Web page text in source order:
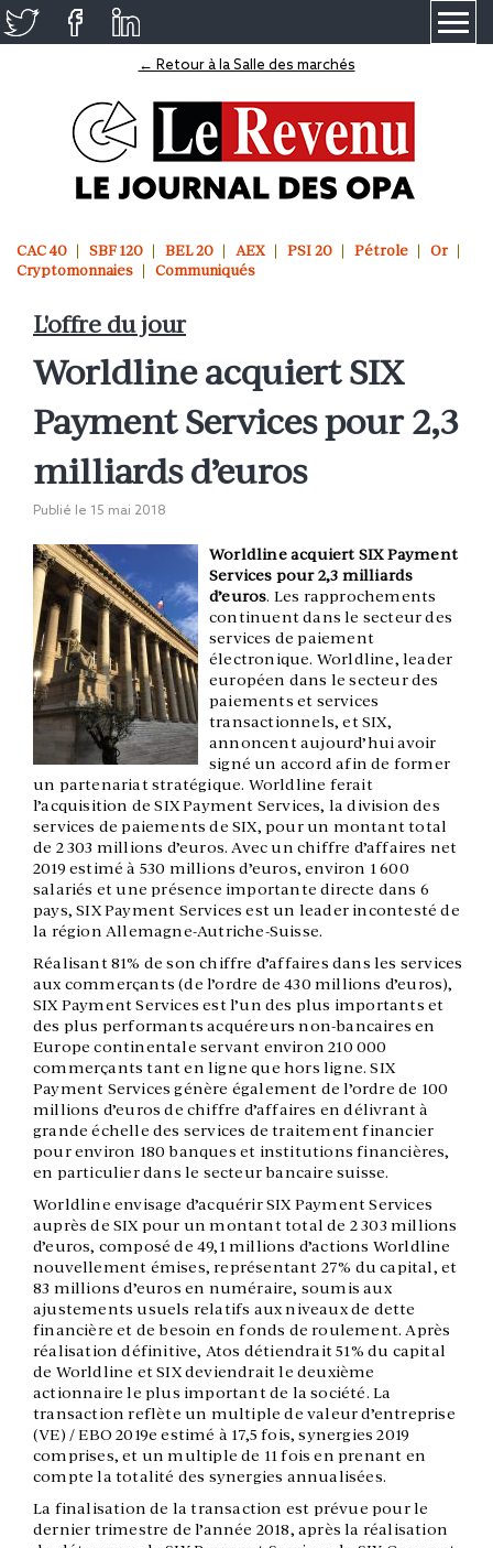
← Retour à la Salle des marchés
CAC 40 SBF 120 BEL 20 AEX PSI 20 Pétrole
Or
Cryptomonnaies
Communiqués
L'offre du jour
Worldline acquiert SIX
Payment Services pour 2,3
milliards d’euros
Publié le 15 mai 2018
Worldline acquiert SIX Payment
Services pour 2,3 milliards
d’euros. Les rapprochements
continuent dans le secteur des
services de paiement
électronique. Worldline, leader
européen dans le secteur des
paiements et services
transactionnels, et SIX,
annoncent aujourd’hui avoir
signé un accord afin de former
un partenariat stratégique. Worldline ferait
l’acquisition de SIX Payment Services, la division des
services de paiements de SIX, pour un montant total
de 2 303 millions d’euros. Avec un chiffre d’affaires net
2019 estimé à 530 millions d’euros, environ 1 600
salariés et une présence importante directe dans 6
pays, SIX Payment Services est un leader incontesté de
la région Allemagne-Autriche-Suisse.
Réalisant 81% de son chiffre d’affaires dans les services
aux commerçants (de l’ordre de 430 millions d’euros),
SIX Payment Services est l’un des plus importants et
des plus performants acquéreurs non-bancaires en
Europe continentale servant environ 210 000
commerçants tant en ligne que hors ligne. SIX
Payment Services génère également de l’ordre de 100
millions d’euros de chiffre d’affaires en délivrant à
grande échelle des services de traitement financier
pour environ 180 banques et institutions financières,
en particulier dans le secteur bancaire suisse.
Worldline envisage d’acquérir SIX Payment Services
auprès de SIX pour un montant total de 2 303 millions
d’euros, composé de 49,1 millions d’actions Worldline
nouvellement émises, représentant 27% du capital, et
83 millions d’euros en numéraire, soumis aux
ajustements usuels relatifs aux niveaux de dette
financière et de besoin en fonds de roulement. Après
réalisation définitive, Atos détiendrait 51% du capital
de Worldline et SIX deviendrait le deuxième
actionnaire le plus important de la société. La
transaction reflète un multiple de valeur d’entreprise
(VE) / EBO 2019e estimé à 17,5 fois, synergies 2019
comprises, et un multiple de 11 fois en prenant en
compte la totalité des synergies annualisées.
La finalisation de la transaction est prévue pour le
dernier trimestre de l’année 2018, après la réalisation